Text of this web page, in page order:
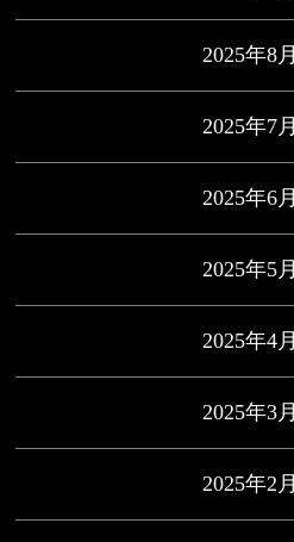
2025年8月
2025年7月
2025年6月
2025年5月
2025年4月
2025年3月
2025年2月